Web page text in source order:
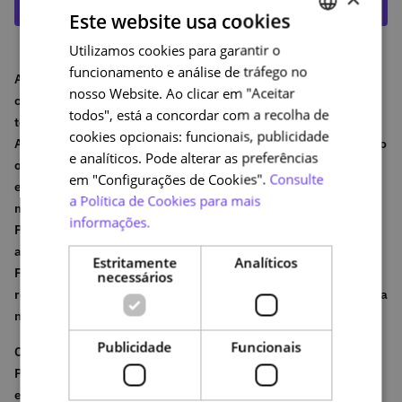
As NAU Talks vão continuar ao longo de 2022, para dar a
conhecer toda a experiência da comunidade NAU. Partindo do
testemunho de um dos fundadores da plataforma Open edX,
Anant Agarwal, também nós “acreditamos no poder da educação
online para promover a inclusão, a literacia, o desenvolvimento
e a qualificação”. Já em abril de 2022, ao longo de vários
momentos desta conferênciafoi destacada a aposta que
Portugal tem feito no domínio das plataformas online de
aprendizagem, congratulando o trabalho desenvolvido pela
FCT|FCCN ao tornar realidade a
Plataforma NAU, um projeto de
referência no campo dos MOOC (Massive Open Online Courses) a
nível mundial.
Com o #NAUTalks, descubra a opinião da Comunidade &
Parceiros NAU e o porquê de terem eleito esta plataforma para
elevar os seus projetos.
ENGLISH
Este website usa cookies
Utilizamos cookies para garantir o
funcionamento e análise de tráfego no
nosso Website. Ao clicar em "Aceitar
todos", está a concordar com a recolha de
cookies opcionais: funcionais, publicidade
e analíticos. Pode alterar as preferências
em "Configurações de Cookies". Consulte
a Política de Cookies para mais
informações.
Estritamente
necessários
Analíticos
Publicidade Funcionais